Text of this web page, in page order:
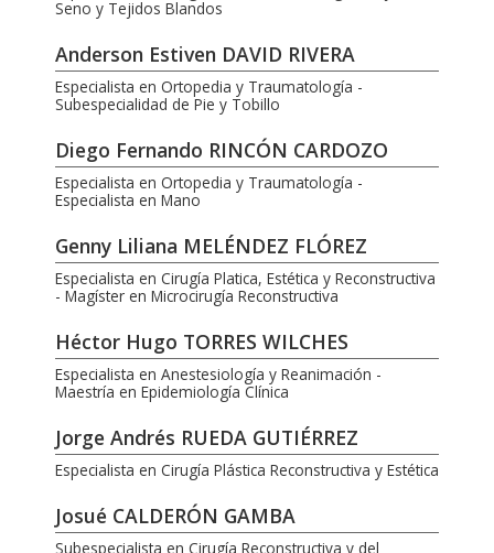
Seno y Tejidos Blandos
Anderson Estiven DAVID RIVERA
Especialista en Ortopedia y Traumatología -
Subespecialidad de Pie y Tobillo
Diego Fernando RINCÓN CARDOZO
Especialista en Ortopedia y Traumatología -
Especialista en Mano
Genny Liliana MELÉNDEZ FLÓREZ
Especialista en Cirugía Platica, Estética y Reconstructiva
- Magíster en Microcirugía Reconstructiva
Héctor Hugo TORRES WILCHES
Especialista en Anestesiología y Reanimación -
Maestría en Epidemiología Clínica
Jorge Andrés RUEDA GUTIÉRREZ
Especialista en Cirugía Plástica Reconstructiva y Estética
Josué CALDERÓN GAMBA
Subespecialista en Cirugía Reconstructiva y del